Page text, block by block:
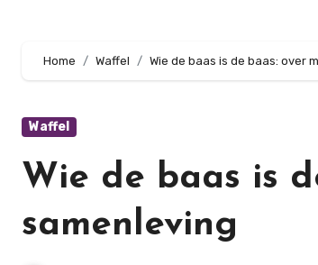
Home Waffel Wie de baas is de baas: over
Waffel
Wie de baas is
samenleving